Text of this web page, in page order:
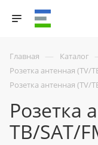
Главная — Каталог
Розетка антенная (TV/
Розетка антенная (TV/
Розетка
ТВ/SAT/